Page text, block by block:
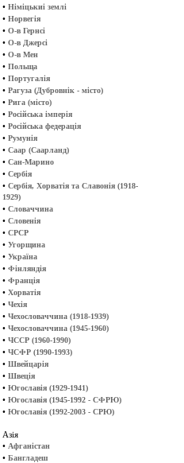
• Німіцькиі землі
• Норвегія
• О-в Гернсі
• О-в Джерсі
• О-в Мен
• Польща
• Португалія
• Рагуза (Дубровнік - місто)
• Рига (місто)
• Російська імперія
• Російська федерація
• Румунія
• Саар (Саарланд)
• Сан-Марино
• Сербія
• Сербія, Хорватія та Славонія (1918-
1929)
• Словаччина
• Словенія
• СРСР
• Угорщина
• Україна
• Фінляндія
• Франція
• Хорватія
• Чехія
• Чехословаччина (1918-1939)
• Чехословаччина (1945-1960)
• ЧССР (1960-1990)
• ЧСФР (1990-1993)
• Швейцарія
• Швеція
• Югославія (1929-1941)
• Югославія (1945-1992 - СФРЮ)
• Югославія (1992-2003 - СРЮ)
Азія
• Афганістан
• Бангладеш